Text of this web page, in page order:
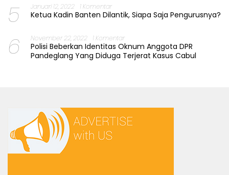
5 Januari 12, 2022 1 Komentar
Ketua Kadin Banten Dilantik, Siapa Saja Pengurusnya?
6 November 22, 2022 1 Komentar
Polisi Beberkan Identitas Oknum Anggota DPR
Pandeglang Yang Diduga Terjerat Kasus Cabul